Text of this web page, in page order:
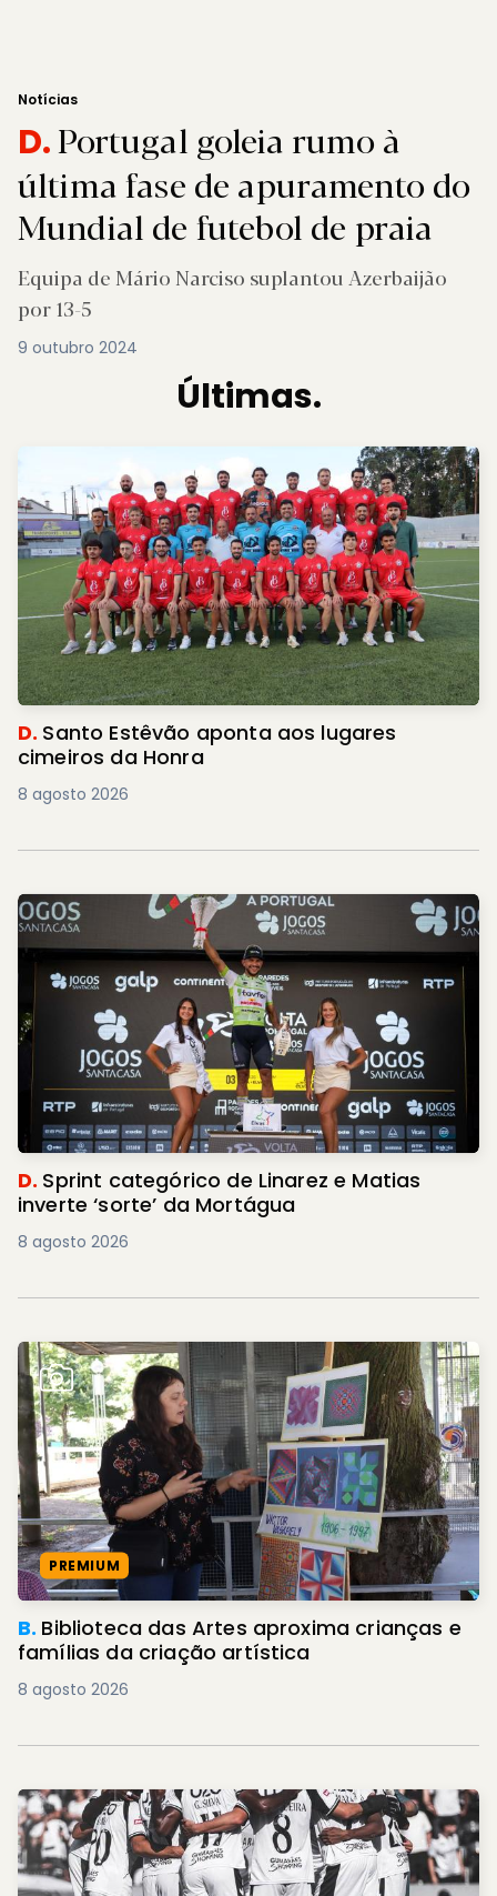
Notícias
D.Portugal goleia rumo à
última fase de apuramento do
Mundial de futebol de praia
Equipa de Mário Narciso suplantou Azerbaijão
por 13-5
9 outubro 2024
Últimas.
D. Santo Estêvão aponta aos lugares
cimeiros da Honra
8 agosto 2026
D. Sprint categórico de Linarez e Matias
inverte ‘sorte’ da Mortágua
8 agosto 2026
PREMIUM
B. Biblioteca das Artes aproxima crianças e
famílias da criação artística
8 agosto 2026